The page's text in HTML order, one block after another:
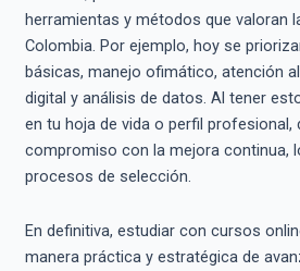
herramientas y métodos que valoran
Colombia. Por ejemplo, hoy se
básicas, manejo ofimático, atención
digital y análisis de datos. Al tener
en tu hoja de vida o perfil profesional,
compromiso con la mejora continua,
procesos de selección.
En definitiva, estudiar con cursos
manera práctica y estratégica de